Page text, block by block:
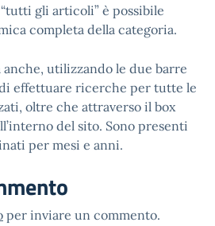
gli articoli” è possibile
completa della categoria.
anche, utilizzando le due barre
effettuare ricerche per tutte le
oltre che attraverso il box
del sito. Sono presenti
per mesi e anni.
per inviare un commento.